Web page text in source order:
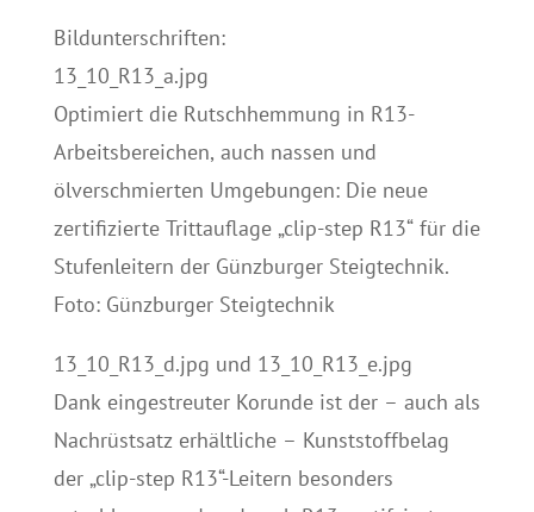
Bildunterschriften:
13_10_R13_a.jpg
Optimiert die Rutschhemmung in R13-
Arbeitsbereichen, auch nassen und
ölverschmierten Umgebungen: Die neue
zertifizierte Trittauflage „clip-step R13“ für die
Stufenleitern der Günzburger Steigtechnik.
Foto: Günzburger Steigtechnik
13_10_R13_d.jpg und 13_10_R13_e.jpg
Dank eingestreuter Korunde ist der – auch als
Nachrüstsatz erhältliche – Kunststoffbelag
der „clip-step R13“-Leitern besonders